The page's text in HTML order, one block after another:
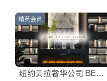
精英会员
纽约贝拉奢华公司 BELL